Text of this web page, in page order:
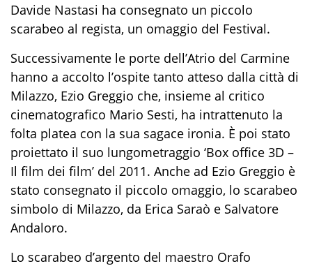
Davide Nastasi ha consegnato un piccolo
scarabeo al regista, un omaggio del Festival.
Successivamente le porte dell’Atrio del Carmine
hanno a accolto l’ospite tanto atteso dalla città di
Milazzo, Ezio Greggio che, insieme al critico
cinematografico Mario Sesti, ha intrattenuto la
folta platea con la sua sagace ironia. È poi stato
proiettato il suo lungometraggio ‘Box office 3D –
Il film dei film’ del 2011. Anche ad Ezio Greggio è
stato consegnato il piccolo omaggio, lo scarabeo
simbolo di Milazzo, da Erica Saraò e Salvatore
Andaloro.
Lo scarabeo d’argento del maestro Orafo